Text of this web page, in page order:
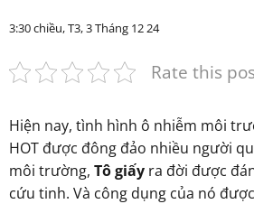
3:30 chiều, T3, 3 Tháng 12 24
Rate this
Hiện nay, tình hình ô nhiễm môi
HOT được đông đảo nhiều người
môi trường, Tô giấyra đời được
cứu tinh. Và công dụng của nó